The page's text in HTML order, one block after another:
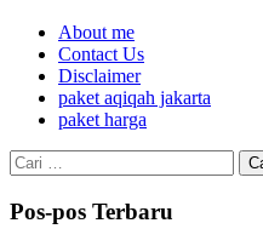
About me
Contact Us
Disclaimer
paket aqiqah jakarta
paket harga
Cari
untuk:
Pos-pos Terbaru